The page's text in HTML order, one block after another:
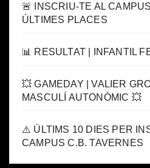
🚨 INSCRIU-TE AL
ÚLTIMES PLACES
📊 RESULTAT | INFANTIL
💥 GAMEDAY | VALIER
MASCULÍ AUTONÒMIC 💥
⚠️ ÚLTIMS 10 DIES PER
CAMPUS C.B. TAVERNES